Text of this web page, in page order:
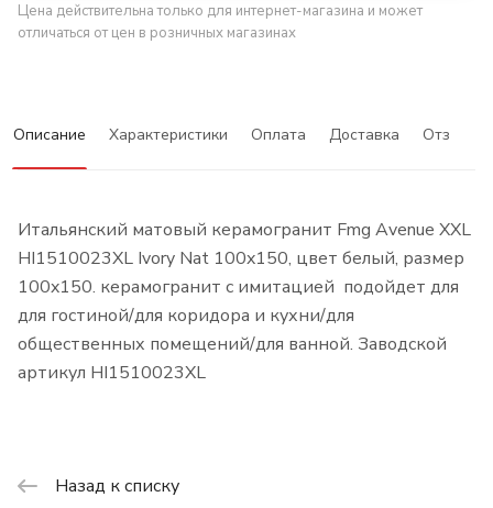
Цена действительна только для интернет-магазина и может
отличаться от цен в розничных магазинах
Описание Характеристики Оплата Доставка Отзывы
Итальянский матовый керамогранит Fmg Avenue XXL
HI1510023XL Ivory Nat 100x150, цвет белый, размер
100x150. керамогранит с имитацией подойдет для
для гостиной/для коридора и кухни/для
общественных помещений/для ванной. Заводской
артикул HI1510023XL
Назад к списку